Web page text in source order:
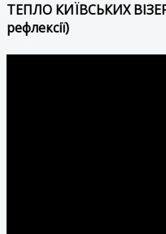
ТЕПЛО КИЇВСЬКИХ
рефлексії)